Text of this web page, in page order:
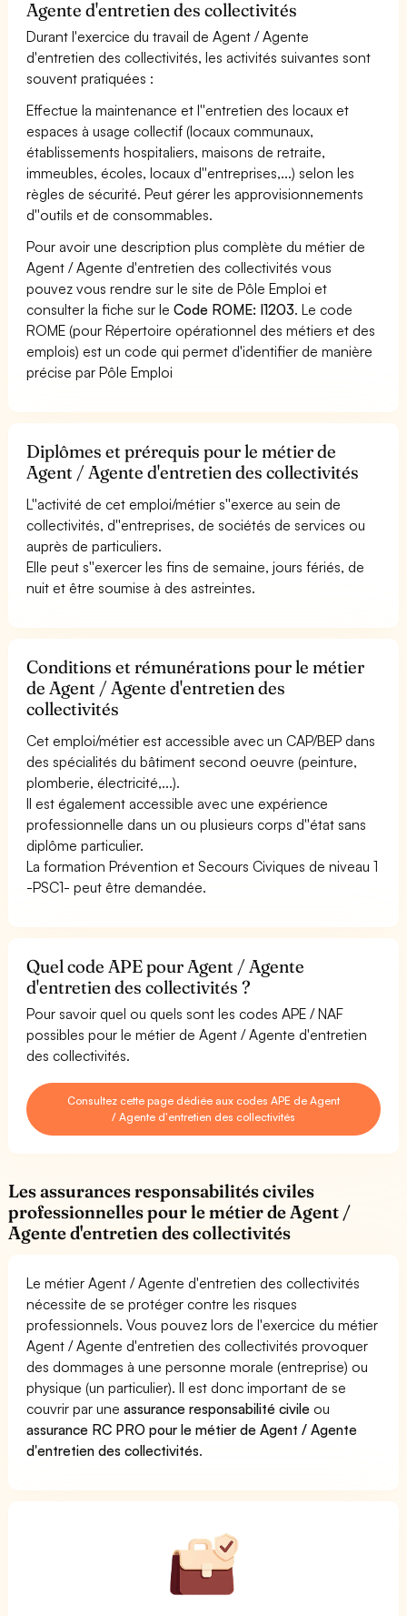
Agente d'entretien des collectivités
Durant l'exercice du travail de Agent / Agente
d'entretien des collectivités, les activités suivantes sont
souvent pratiquées :
Effectue la maintenance et l''entretien des locaux et
espaces à usage collectif (locaux communaux,
établissements hospitaliers, maisons de retraite,
immeubles, écoles, locaux d''entreprises,...) selon les
règles de sécurité. Peut gérer les approvisionnements
d''outils et de consommables.
Pour avoir une description plus complète du métier de
Agent / Agente d'entretien des collectivités vous
pouvez vous rendre sur le site de Pôle Emploi et
consulter la fiche sur leCode ROME: I1203. Le code
ROME (pour Répertoire opérationnel des métiers et des
emplois) est un code qui permet d'identifier de manière
précise par Pôle Emploi
Diplômes et prérequis pour le métier de
Agent / Agente d'entretien des collectivités
L''activité de cet emploi/métier s''exerce au sein de
collectivités, d''entreprises, de sociétés de services ou
auprès de particuliers.
Elle peut s''exercer les fins de semaine, jours fériés, de
nuit et être soumise à des astreintes.
Conditions et rémunérations pour le métier
de Agent / Agente d'entretien des
collectivités
Cet emploi/métier est accessible avec un CAP/BEP dans
des spécialités du bâtiment second oeuvre (peinture,
plomberie, électricité,...).
Il est également accessible avec une expérience
professionnelle dans un ou plusieurs corps d''état sans
diplôme particulier.
La formation Prévention et Secours Civiques de niveau 1
-PSC1- peut être demandée.
Quel code APE pour Agent / Agente
d'entretien des collectivités ?
Pour savoir quel ou quels sont les codes APE / NAF
possibles pour le métier de Agent / Agente d'entretien
des collectivités.
Consultez cette page dédiée aux codes APE de Agent
/ Agente d'entretien des collectivités
Les assurances responsabilités civiles
professionnelles pour le métier de Agent /
Agente d'entretien des collectivités
Le métier Agent / Agente d'entretien des collectivités
nécessite de se protéger contre les risques
professionnels. Vous pouvez lors de l'exercice du métier
Agent / Agente d'entretien des collectivités provoquer
des dommages à une personne morale (entreprise) ou
physique (un particulier). Il est donc important de se
couvrir par uneassurance responsabilité civile ou
assurance RC PRO pour le métier de Agent / Agente
d'entretien des collectivités.